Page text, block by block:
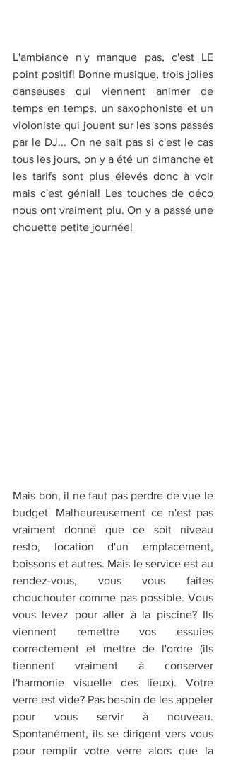
L'ambiance n'y manque pas, c'est LE
point positif! Bonne musique, trois jolies
danseuses qui viennent animer de
temps en temps, un saxophoniste et un
violoniste qui jouent sur les sons passés
par le DJ... On ne sait pas si c'est le cas
tous les jours, on y a été un dimanche et
les tarifs sont plus élevés donc à voir
mais c'est génial! Les touches de déco
nous ont vraiment plu. On y a passé une
chouette petite journée!
Mais bon, il ne faut pas perdre de vue le
budget. Malheureusement ce n'est pas
vraiment donné que ce soit niveau
resto, location d'un emplacement,
boissons et autres. Mais le service est au
rendez-vous, vous vous faites
chouchouter comme pas possible. Vous
vous levez pour aller à la piscine? Ils
viennent remettre vos essuies
correctement et mettre de l'ordre (ils
tiennent vraiment à conserver
l'harmonie visuelle des lieux). Votre
verre est vide? Pas besoin de les appeler
pour vous servir à nouveau.
Spontanément, ils se dirigent vers vous
pour remplir votre verre alors que la